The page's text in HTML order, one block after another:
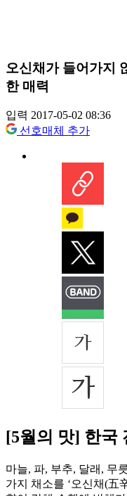
오신채가 들어가지
한 매력
입력 2017-05-02 08:36
선호매체 추가
[5월의 맛] 한국
마늘, 파, 부추, 달래, 무
가지 채소를 ‘오신채(五